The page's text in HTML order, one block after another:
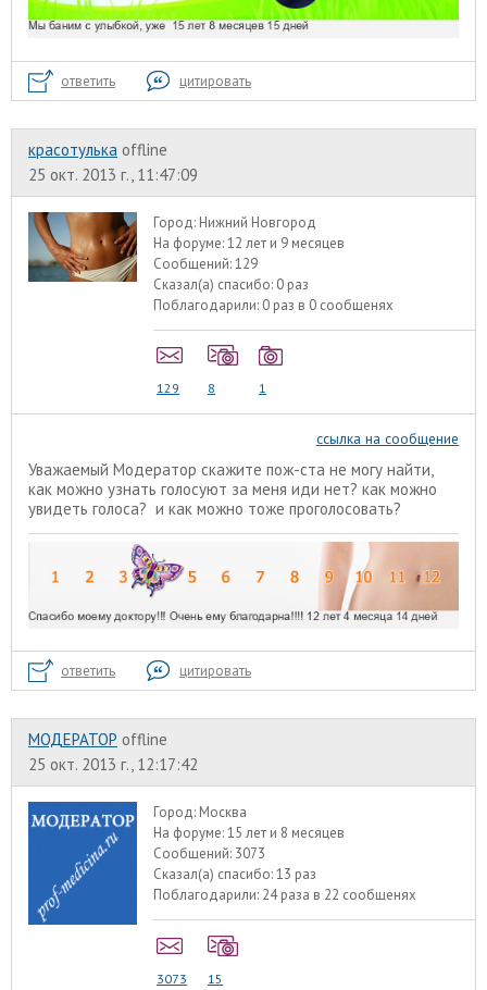
ответить цитировать
красотулька offline
25 окт. 2013 г., 11:47:09
Город: Нижний Новгород
На форуме:12 лет и 9 месяцев
Сообщений:129
Сказал(а) спасибо: 0 раз
Поблагодарили: 0 раз в 0 сообщенях
129 8 1
ссылка на сообщение
Уважаемый Модератор скажите пож-ста не могу найти,
как можно узнать голосуют за меня иди нет? как можно
увидеть голоса? и как можно тоже проголосовать?
ответить цитировать
МОДЕРАТОР offline
25 окт. 2013 г., 12:17:42
Город: Москва
На форуме:15 лет и 8 месяцев
Сообщений: 3073
Сказал(а) спасибо:13 раз
Поблагодарили: 24 раза в 22 сообщенях
3073 15